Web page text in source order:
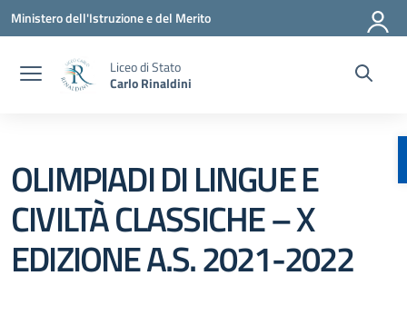
Vai ai contenuti
Vai al menu di navigazione
Vai al footer
Ministero dell'Istruzione e del Merito
Liceo di Stato
Carlo Rinaldini
OLIMPIADI DI LINGUE E
CIVILTÀ CLASSICHE – X
EDIZIONE A.S. 2021-2022